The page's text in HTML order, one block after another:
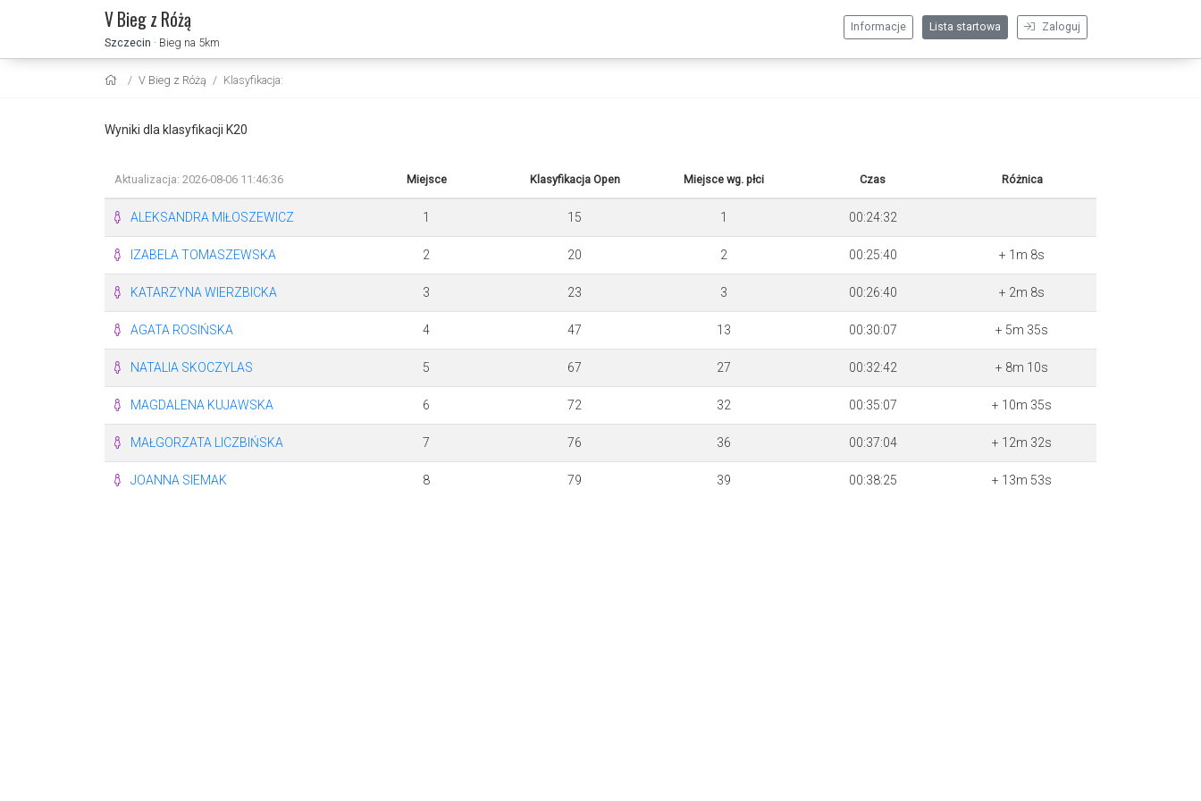
V Bieg z Różą
Szczecin · Bieg na 5km
Zaloguj
Lista startowa
Informacje
V Bieg z Różą Klasyfikacja:
Wyniki dla klasyfikacji K20
Aktualizacja: 2026-08-06 11:46:36 Miejsce Klasyfikacja Open Miejsce wg. płci Czas Różnica
ALEKSANDRA MIŁOSZEWICZ 1 15 1 00:24:32
IZABELA TOMASZEWSKA 2 20 2 00:25:40 + 1m 8s
KATARZYNA WIERZBICKA 3 23 3 00:26:40 + 2m 8s
AGATA ROSIŃSKA 4 47 13 00:30:07 + 5m 35s
NATALIA SKOCZYLAS 5 67 27 00:32:42 + 8m 10s
MAGDALENA KUJAWSKA 6 72 32 00:35:07 + 10m 35s
MAŁGORZATA LICZBIŃSKA 7 76 36 00:37:04 + 12m 32s
JOANNA SIEMAK 8 79 39 00:38:25 + 13m 53s